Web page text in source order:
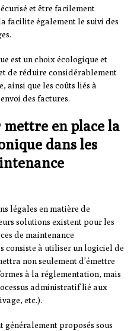
et être facilement
facilite également le suivi des
est un choix écologique et
de réduire considérablement
ainsi que les coûts liés à
des factures.
en place la
dans les
légales en matière de
solutions existent pour les
de maintenance
consiste à utiliser un logiciel de
non seulement d’émettre
à la réglementation, mais
administratif lié aux
etc.).
proposés sous